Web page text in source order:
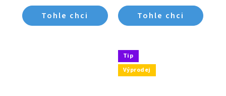
Tip
Výprodej